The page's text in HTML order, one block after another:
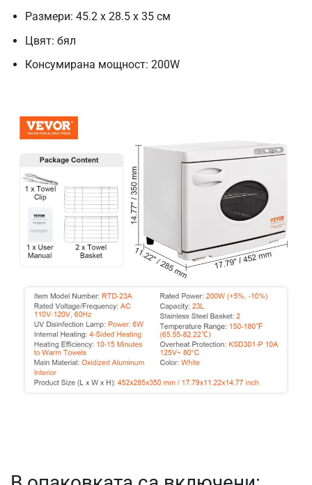
Размери: 45.2 x 28.5 x 35 см
Цвят: бял
Консумирана мощност: 200W